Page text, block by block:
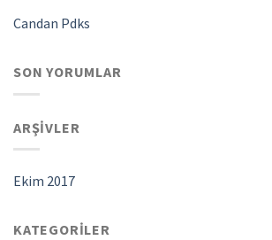
Candan Pdks
SON YORUMLAR
ARŞIVLER
Ekim 2017
KATEGORILER